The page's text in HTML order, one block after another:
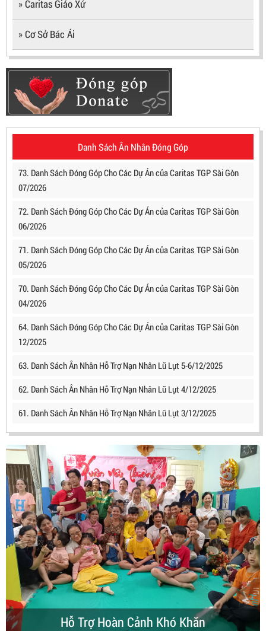
» Caritas Giáo Xứ
» Cơ Sở Bác Ái
Danh Sách Ân Nhân Đóng Góp
73. Danh Sách Đóng Góp Cho Các Dự Án của Caritas TGP Sài Gòn
07/2026
72. Danh Sách Đóng Góp Cho Các Dự Án của Caritas TGP Sài Gòn
06/2026
71. Danh Sách Đóng Góp Cho Các Dự Án của Caritas TGP Sài Gòn
05/2026
70. Danh Sách Đóng Góp Cho Các Dự Án của Caritas TGP Sài Gòn
04/2026
64. Danh Sách Đóng Góp Cho Các Dự Án của Caritas TGP Sài Gòn
12/2025
63. Danh Sách Ân Nhân Hỗ Trợ Nạn Nhân Lũ Lụt 5-6/12/2025
62. Danh Sách Ân Nhân Hỗ Trợ Nạn Nhân Lũ Lụt 4/12/2025
61. Danh Sách Ân Nhân Hỗ Trợ Nạn Nhân Lũ Lụt 3/12/2025
Hỗ Trợ Hoàn Cảnh Khó Khăn